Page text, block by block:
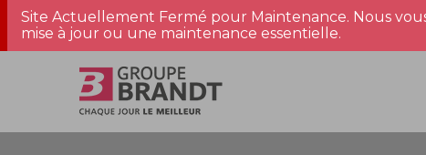
Site Actuellement Fermé pour Maintenance. Nous
mise à jour ou une maintenance essentielle.